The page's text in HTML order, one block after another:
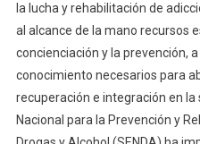
la lucha y rehabilitación de
al alcance de la mano recursos
concienciación y la prevención,
conocimiento necesarios para
recuperación e integración en la
Nacional para la Prevención y